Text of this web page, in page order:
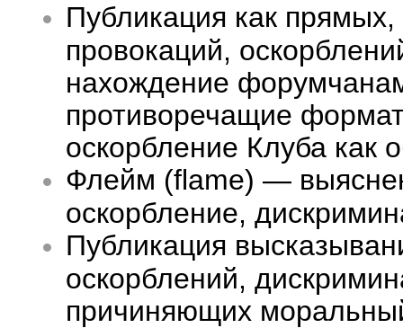
Публикация как
провокаций,
нахождение
противоречащие
оскорбление Клуба как
Флейм (flame) —
оскорбление,
Публикация
оскорблений,
причиняющих